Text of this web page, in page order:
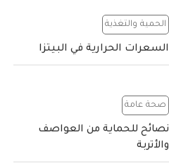
الحمية والتغذية
السعرات الحرارية في البيتزا
صحة عامة
نصائح للحماية من العواصف
والأتربة